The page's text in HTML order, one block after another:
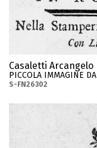
Casaletti Arcangelo
PICCOLA IMMAGINE
S-FN26302